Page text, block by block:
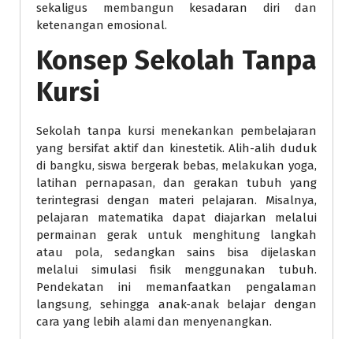
sekaligus membangun kesadaran diri dan
ketenangan emosional.
Konsep Sekolah Tanpa
Kursi
Sekolah tanpa kursi menekankan pembelajaran
yang bersifat aktif dan kinestetik. Alih-alih duduk
di bangku, siswa bergerak bebas, melakukan yoga,
latihan pernapasan, dan gerakan tubuh yang
terintegrasi dengan materi pelajaran. Misalnya,
pelajaran matematika dapat diajarkan melalui
permainan gerak untuk menghitung langkah
atau pola, sedangkan sains bisa dijelaskan
melalui simulasi fisik menggunakan tubuh.
Pendekatan ini memanfaatkan pengalaman
langsung, sehingga anak-anak belajar dengan
cara yang lebih alami dan menyenangkan.